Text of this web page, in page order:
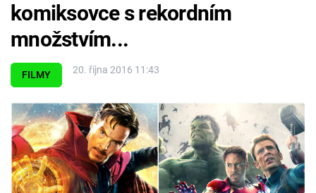
Témata
Filmy
Seriály
Hry
Cool Esport
FILMY 20. října 2016 11:43
komiksovce s rekordním
množstvím...